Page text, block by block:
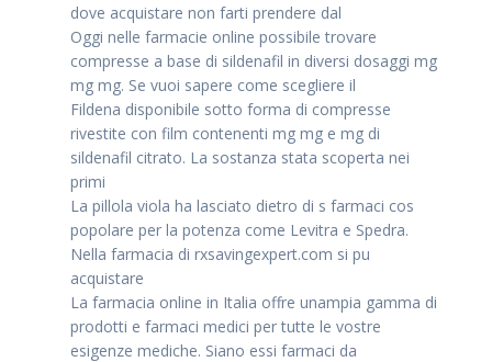
dove acquistare non farti prendere dal
Oggi nelle farmacie online possibile trovare
compresse a base di sildenafil in diversi dosaggi mg
mg mg. Se vuoi sapere come scegliere il
Fildena disponibile sotto forma di compresse
rivestite con film contenenti mg mg e mg di
sildenafil citrato. La sostanza stata scoperta nei
primi
La pillola viola ha lasciato dietro di s farmaci cos
popolare per la potenza come Levitra e Spedra.
Nella farmacia di rxsavingexpert.com si pu
acquistare
La farmacia online in Italia offre unampia gamma di
prodotti e farmaci medici per tutte le vostre
esigenze mediche. Siano essi farmaci da